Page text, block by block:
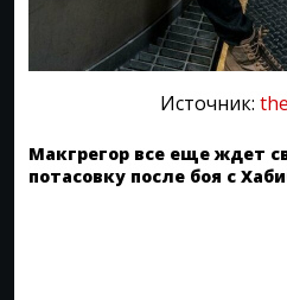
Источник:
Макгрегор все еще ждет
потасовку после боя с